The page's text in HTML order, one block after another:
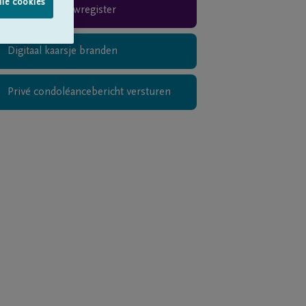
Rouwregister
Digitaal kaarsje branden
Privé condoléancebericht versturen
cookies